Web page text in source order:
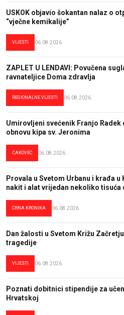
USKOK objavio šokantan nalaz o
“vječne kemikalije”
VIJESTI 06.08.2026.
ZAPLET U LENDAVI: Povučena
ravnateljice Doma zdravlja
REGIONALNE VIJESTI 06.08.2026.
Umirovljeni svećenik Franjo Radek
obnovu kipa sv. Jeronima
ČAKOVEC 06.08.2026.
Provala u Svetom Urbanu i krađa
nakit i alat vrijedan nekoliko tisuća
CRNA KRONIKA 06.08.2026.
Dan žalosti u Svetom Križu
tragedije
VIJESTI 06.08.2026.
Poznati dobitnici stipendije za
Hrvatskoj